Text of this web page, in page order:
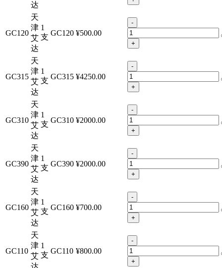
达
GC120
天
津
艾
达
1
支 GC120 ¥500.00
-
+
GC315
天
津
艾
达
1
支 GC315 ¥4250.00
-
+
GC310
天
津
艾
达
1
支 GC310 ¥2000.00
-
+
GC390
天
津
艾
达
1
支 GC390 ¥2000.00
-
+
GC160
天
津
艾
达
1
支 GC160 ¥700.00
-
+
GC110
天
津
艾
1
支 GC110 ¥800.00
-
+